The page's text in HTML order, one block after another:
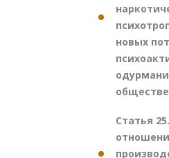
новых
Статья